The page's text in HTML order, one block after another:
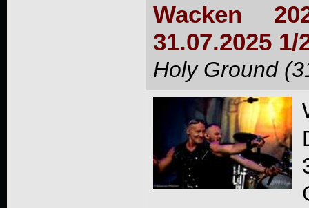
Wacken
31.07.2025 1/
Holy Ground